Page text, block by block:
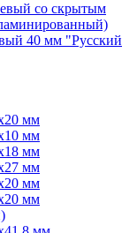
со скрытым
40 мм "Русский
мм
мм
мм
мм
мм
мм